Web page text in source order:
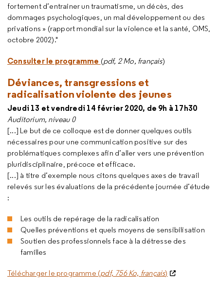
fortement d’entrainer un traumatisme, un décès, des
dommages psychologiques, un mal développement ou des
privations » (rapport mondial sur la violence et la santé, OMS,
octobre 2002)."
Consulter le programme (pdf, 2 Mo, français)
Déviances, transgressions et
radicalisation violente des jeunes
Jeudi 13 et vendredi 14 février 2020, de 9h à 17h30
Auditorium, niveau 0
[...] Le but de ce colloque est de donner quelques outils
nécessaires pour une communication positive sur des
problématiques complexes afin d’aller vers une prévention
pluridisciplinaire, précoce et efficace.
[...] à titre d’exemple nous citons quelques axes de travail
relevés sur les évaluations de la précédente journée d’étude
:
Les outils de repérage de la radicalisation
Quelles préventions et quels moyens de sensibilisation
Soutien des professionnels face à la détresse des
familles
Télécharger le programme (pdf, 756 Ko, français)